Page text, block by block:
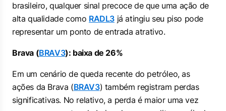
brasileiro, qualquer sinal precoce de que uma ação de
alta qualidade como RADL3 já atingiu seu piso pode
representar um ponto de entrada atrativo.
Brava (BRAV3): baixa de 26%
Em um cenário de queda recente do petróleo, as
ações da Brava (BRAV3) também registram perdas
significativas. No relativo, a perda é maior uma vez